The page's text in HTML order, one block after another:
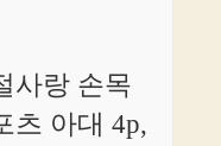
사랑 손목
츠 아대 4p,